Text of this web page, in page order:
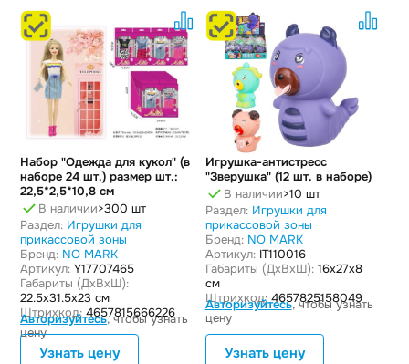
Набор "Одежда для кукол" (в
наборе 24 шт.) размер шт.:
22,5*2,5*10,8 см
В наличии>300 шт
Раздел: Игрушки для
прикассовой зоны
Бренд: NO MARK
Артикул: Y17707465
Габариты (ДxВxШ):
22.5x31.5x23 см
Штрихкод: 4657815666226
Авторизуйтесь, чтобы узнать
цену
Узнать цену
Игрушка-антистресс
"Зверушка" (12 шт. в наборе)
В наличии>10 шт
Раздел: Игрушки для
прикассовой зоны
Бренд: NO MARK
Артикул:IT110016
Габариты (ДxВxШ):16x27x8
см
Штрихкод:4657825158049
Авторизуйтесь, чтобы узнать
цену
Узнать цену